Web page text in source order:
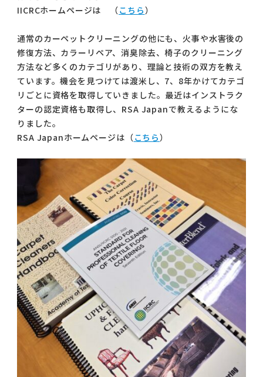
IICRCホームページは （こちら）
通常のカーペットクリーニングの他にも、火事や水害後の
修復方法、カラーリペア、消臭除去、椅子のクリーニング
方法など多くのカテゴリがあり、理論と技術の双方を教え
ています。機会を見つけては渡米し、7、8年かけてカテゴ
リごとに資格を取得していきました。最近はインストラク
ターの認定資格も取得し、RSA Japanで教えるようにな
りました。
RSA Japanホームページは（こちら）